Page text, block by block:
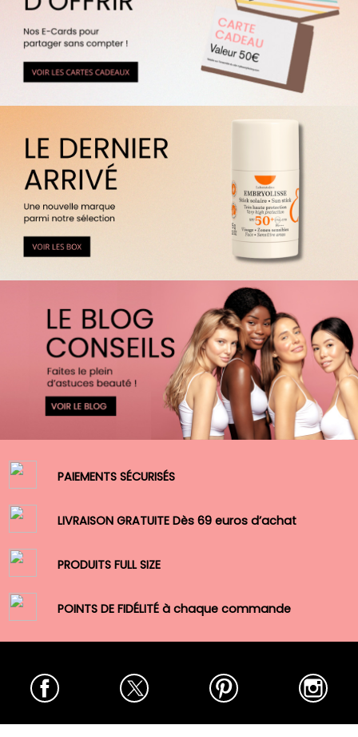
PAIEMENTS SÉCURISÉS
LIVRAISON GRATUITE Dès 69 euros d’achat
PRODUITS FULL SIZE
POINTS DE FIDÉLITÉ à chaque commande
Facebook Twitter Pinterest